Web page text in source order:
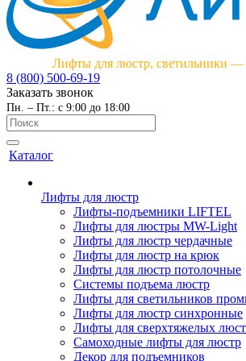
Лифты для люстр, светильники —
8 (800) 500-69-19
Заказать звонок
Пн. – Пт.: с 9:00 до 18:00
Каталог
Лифты для люстр
Лифты-подъемники LIFTEL
Лифты для люстры MW-Light
Лифты для люстр чердачные
Лифты для люстр на крюк
Лифты для люстр потолочные
Системы подъема люстр
Лифты для светильников
Лифты для люстр синхронные
Лифты для сверхтяжелых
Самоходные лифты для люстр
Декор для подъемников